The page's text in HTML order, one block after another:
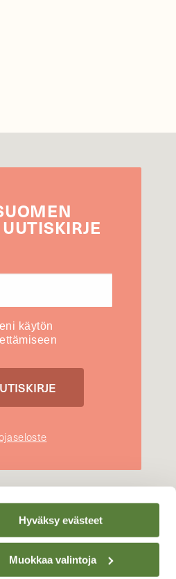
Hyväksy evästeet
Muokkaa valintoja
UUTIS­KIRJE
käytön